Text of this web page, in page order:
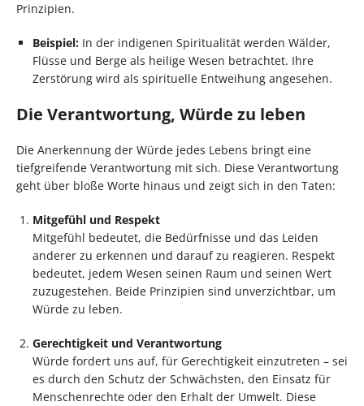
Prinzipien.
Beispiel: In der indigenen Spiritualität werden Wälder,
Flüsse und Berge als heilige Wesen betrachtet. Ihre
Zerstörung wird als spirituelle Entweihung angesehen.
Die Verantwortung, Würde zu leben
Die Anerkennung der Würde jedes Lebens bringt eine
tiefgreifende Verantwortung mit sich. Diese Verantwortung
geht über bloße Worte hinaus und zeigt sich in den Taten:
Mitgefühl und Respekt
Mitgefühl bedeutet, die Bedürfnisse und das Leiden
anderer zu erkennen und darauf zu reagieren. Respekt
bedeutet, jedem Wesen seinen Raum und seinen Wert
zuzugestehen. Beide Prinzipien sind unverzichtbar, um
Würde zu leben.
Gerechtigkeit und Verantwortung
Würde fordert uns auf, für Gerechtigkeit einzutreten – sei
es durch den Schutz der Schwächsten, den Einsatz für
Menschenrechte oder den Erhalt der Umwelt. Diese